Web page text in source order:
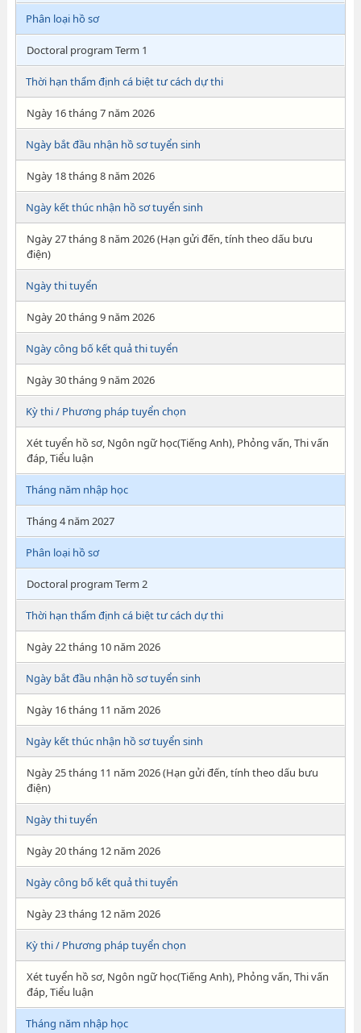
Phân loại hồ sơ
Doctoral program Term 1
Thời hạn thẩm định cá biệt tư cách dự thi
Ngày 16 tháng 7 năm 2026
Ngày bắt đầu nhận hồ sơ tuyển sinh
Ngày 18 tháng 8 năm 2026
Ngày kết thúc nhận hồ sơ tuyển sinh
Ngày 27 tháng 8 năm 2026 (Hạn gửi đến, tính theo dấu bưu
điện)
Ngày thi tuyển
Ngày 20 tháng 9 năm 2026
Ngày công bố kết quả thi tuyển
Ngày 30 tháng 9 năm 2026
Kỳ thi / Phương pháp tuyển chọn
Xét tuyển hồ sơ, Ngôn ngữ học(Tiếng Anh), Phỏng vấn, Thi vấn
đáp, Tiểu luận
Tháng năm nhập học
Tháng 4 năm 2027
Phân loại hồ sơ
Doctoral program Term 2
Thời hạn thẩm định cá biệt tư cách dự thi
Ngày 22 tháng 10 năm 2026
Ngày bắt đầu nhận hồ sơ tuyển sinh
Ngày 16 tháng 11 năm 2026
Ngày kết thúc nhận hồ sơ tuyển sinh
Ngày 25 tháng 11 năm 2026 (Hạn gửi đến, tính theo dấu bưu
điện)
Ngày thi tuyển
Ngày 20 tháng 12 năm 2026
Ngày công bố kết quả thi tuyển
Ngày 23 tháng 12 năm 2026
Kỳ thi / Phương pháp tuyển chọn
Xét tuyển hồ sơ, Ngôn ngữ học(Tiếng Anh), Phỏng vấn, Thi vấn
đáp, Tiểu luận
Tháng năm nhập học